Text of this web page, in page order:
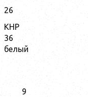
26
КНР
36
белый
9